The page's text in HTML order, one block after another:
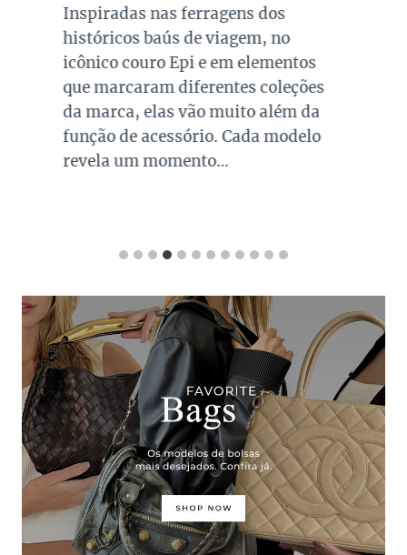
Inspiradas nas ferragens dos
históricos baús de viagem, no
icônico couro Epi e em elementos
que marcaram diferentes coleções
da marca, elas vão muito além da
função de acessório. Cada modelo
revela um momento…